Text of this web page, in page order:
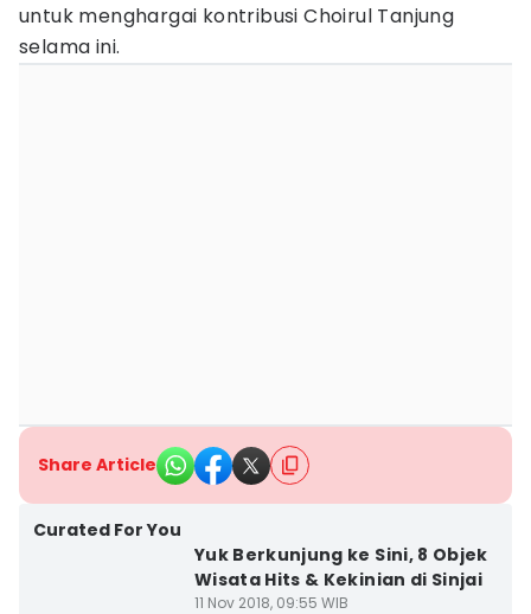
untuk menghargai kontribusi Choirul Tanjung
selama ini.
Share Article
Curated For You
Yuk Berkunjung ke Sini, 8 Objek
Wisata Hits & Kekinian di Sinjai
11 Nov 2018, 09:55 WIB